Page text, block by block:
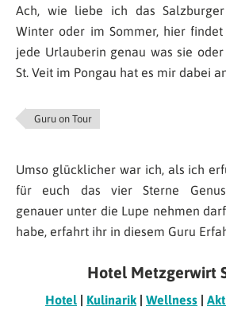
Ach, wie liebe ich das
Winter oder im Sommer, hier
jede Urlauberin genau was sie oder
St. Veit im Pongau hat es mir dabei
Guru on Tour
Umso glücklicher war ich, als ich
für euch das vier Sterne
genauer unter die Lupe nehmen
habe, erfahrt ihr in diesem Guru
Hotel Metzgerwirt
Hotel | Kulinarik | Wellness |